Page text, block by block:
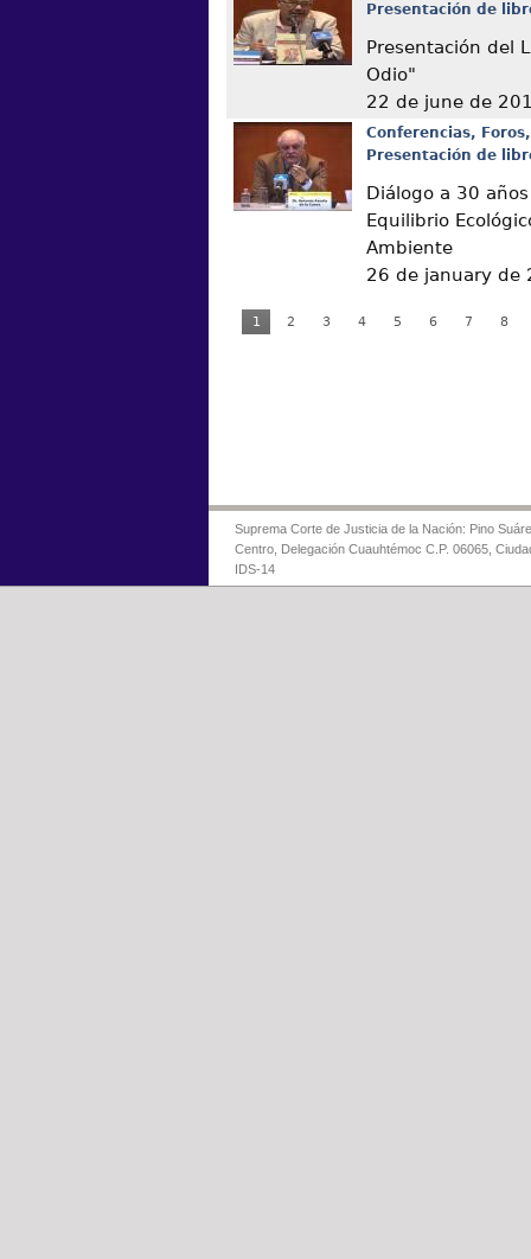
Presentación de
Presentación del
Odio"
22 de june de
Conferencias,
Presentación de
Diálogo a 30
Equilibrio
Ambiente
26 de january de
1 2 3 4 5 6 7 8
Suprema Corte de Justicia de la Nación: Pino
Centro, Delegación Cuauhtémoc C.P. 06065,
IDS-14